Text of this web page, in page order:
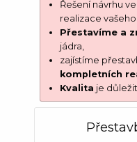
Řešení návrhu
realizace
Přestavíme a
jádra,
zajístíme
kompletních
Kvalita je